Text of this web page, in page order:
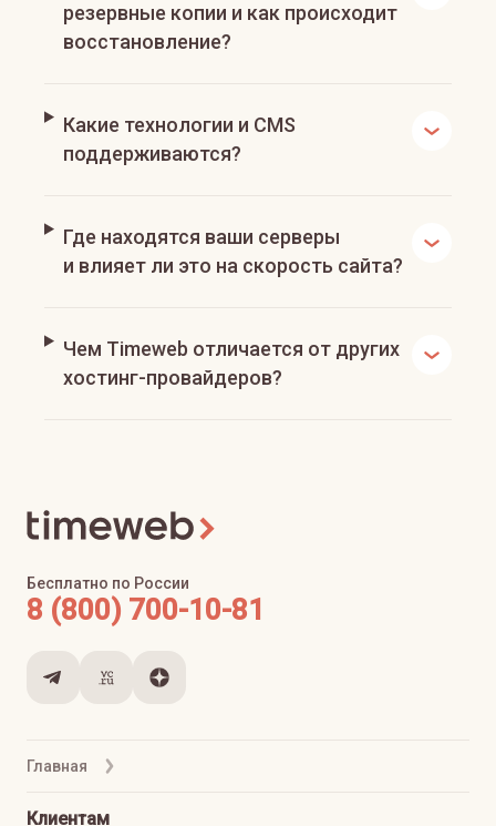
резервные копии и как происходит
восстановление?
Какие технологии и CMS
поддерживаются?
Где находятся ваши серверы
и влияет ли это на скорость сайта?
Чем Timeweb отличается от других
хостинг-провайдеров?
Главная
Бесплатно по России
8 (800) 700-10-81
Клиентам